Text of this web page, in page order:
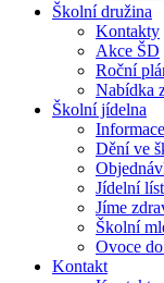
Školní družina
Kontakty
Akce ŠD
Roční
Nabídka
Školní jídelna
Dění ve
Jídelní
Jíme
Školní
Ovoce
Kontakt